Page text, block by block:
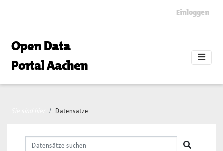
Einloggen
Open Data
Portal Aachen
Datensätze